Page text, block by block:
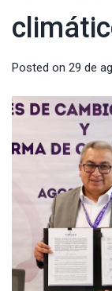
Posted on 29 de